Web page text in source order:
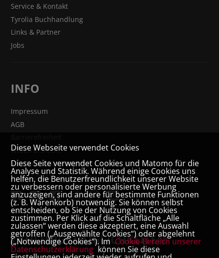
Service & Kontakt
Tyrolia Buchhandlung
Links & Partner
Jobs
INFO
Impressum
AGB
Widerrufsrecht
VERTRAG WIDERRUFEN
Datenschutz- und Cookieerklärung
ZAHLUNGSMÖGLICHKEITEN
Diese Webseite verwendet Cookies
Diese Seite verwendet Cookies und Matomo für die
Analyse und Statistik. Während einige Cookies uns
helfen, die Benutzerfreundlichkeit unserer Website
zu verbessern oder personalisierte Werbung
anzuzeigen, sind andere für bestimmte Funktionen
(z. B. Warenkorb) notwendig. Sie können selbst
entscheiden, ob Sie der Nutzung von Cookies
zustimmen. Per Klick auf die Schaltfläche „Alle
zulassen“ werden diese akzeptiert, eine Auswahl
getroffen („Ausgewählte Cookies“) oder abgelehnt
(„Notwendige Cookies“). Im Cookie-Bereich unserer
Datenschutzerklärung können Sie diese